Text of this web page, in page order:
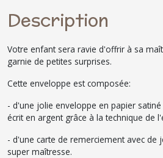
Description
Votre enfant sera ravie d'offrir à sa
garnie de petites surprises.
Cette enveloppe est composée:
- d'une jolie enveloppe en papier
écrit en argent grâce à la technique de
- d'une carte de remerciement avec de
super maîtresse.